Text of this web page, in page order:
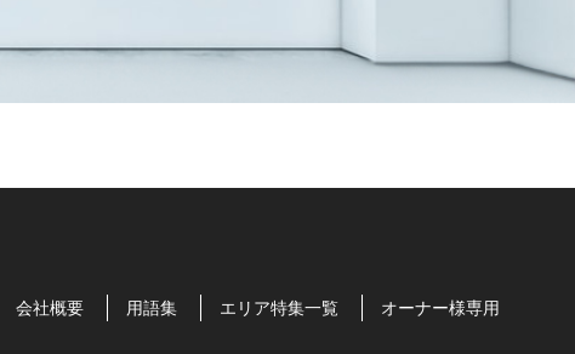
会社概要 用語集 エリア特集一覧
オーナー様専用